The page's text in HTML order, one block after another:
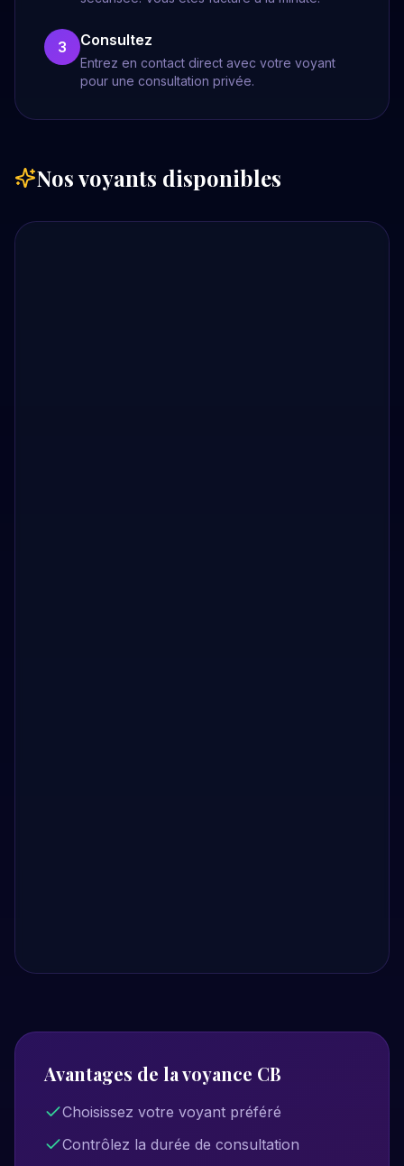
3 Consultez
Entrez en contact direct avec votre voyant
pour une consultation privée.
Nos voyants disponibles
Avantages de la voyance CB
Choisissez votre voyant préféré
Contrôlez la durée de consultation